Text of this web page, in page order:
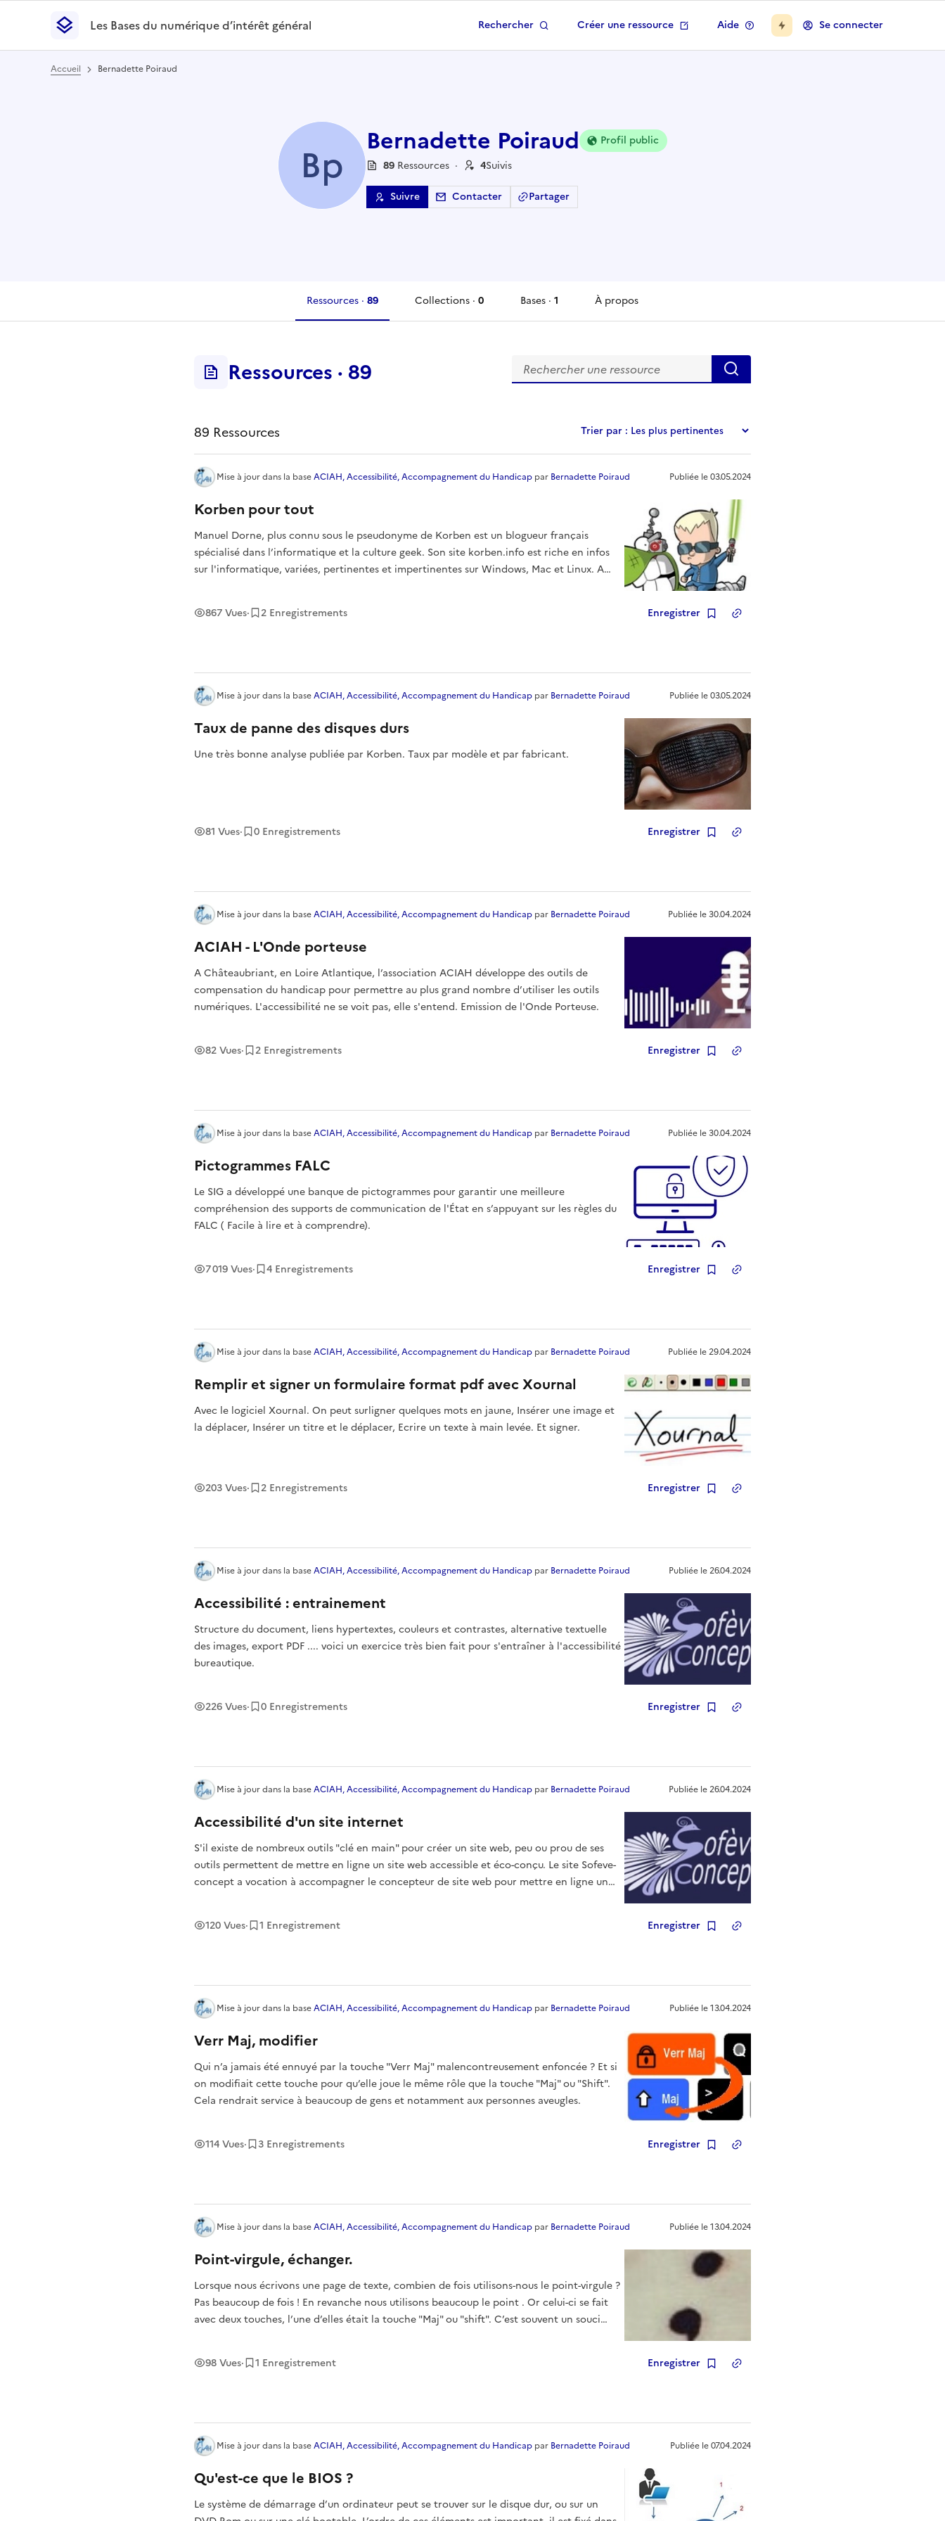
Les Bases du numérique d’intérêt général- Retour à la page d'accueil
Les Bases du numérique d’intérêt général
Rechercher Créer une ressource Aide Se connecter
Accueil Bernadette Poiraud
Bp Bernadette Poiraud
Profil public
89 Ressources · 4Suivis
Suivre Contacter Partager
Ressources · 89
ressources
Collections · 0
Bases · 1
À propos
Ressources · 89
Rechercher une ressource
89 Ressources Trier par :
Korben pour tout
Manuel Dorne, plus connu sous le pseudonyme de Korben est un blogueur français
spécialisé dans l’informatique et la culture geek. Son site korben.info est riche en infos
sur l'informatique, variées, pertinentes et impertinentes sur Windows, Mac et Linux. A
867Vues· 2 Enregistrements Enregistrer Copier le lien
Mise à jourdans la baseACIAH, Accessibilité, Accompagnement du Handicap par Bernadette Poiraud Publiée le03.05.2024
Taux de panne des disques durs
Une très bonne analyse publiée par Korben. Taux par modèle et par fabricant.
81 Vues· 0 Enregistrements Enregistrer Copier le lien
Mise à jourdans la baseACIAH, Accessibilité, Accompagnement du Handicap par Bernadette Poiraud Publiée le03.05.2024
ACIAH - L'Onde porteuse
A Châteaubriant, en Loire Atlantique, l’association ACIAH développe des outils de
compensation du handicap pour permettre au plus grand nombre d’utiliser les outils
numériques. L'accessibilité ne se voit pas, elle s'entend. Emission de l'Onde Porteuse.
82Vues· 2 Enregistrements Enregistrer Copier le lien
Mise à jourdans la baseACIAH, Accessibilité, Accompagnement du Handicap par Bernadette Poiraud Publiée le30.04.2024
Pictogrammes FALC
Le SIG a développé une banque de pictogrammes pour garantir une meilleure
compréhension des supports de communication de l'État en s’appuyant sur les règles du
FALC ( Facile à lire et à comprendre).
7 019Vues· 4 Enregistrements Enregistrer Copier le lien
Mise à jourdans la baseACIAH, Accessibilité, Accompagnement du Handicap par Bernadette Poiraud Publiée le30.04.2024
Remplir et signer un formulaire format pdf avec Xournal
Avec le logiciel Xournal. On peut surligner quelques mots en jaune, Insérer une image et
la déplacer, Insérer un titre et le déplacer, Ecrire un texte à main levée. Et signer.
203Vues· 2 Enregistrements Enregistrer Copier le lien
Mise à jourdans la baseACIAH, Accessibilité, Accompagnement du Handicap par Bernadette Poiraud Publiée le29.04.2024
Accessibilité : entrainement
Structure du document, liens hypertextes, couleurs et contrastes, alternative textuelle
des images, export PDF .... voici un exercice très bien fait pour s'entraîner à l'accessibilité
bureautique.
226Vues· 0 Enregistrements Enregistrer Copier le lien
Mise à jourdans la baseACIAH, Accessibilité, Accompagnement du Handicap par Bernadette Poiraud Publiée le26.04.2024
Accessibilité d'un site internet
S'il existe de nombreux outils "clé en main" pour créer un site web, peu ou prou de ses
outils permettent de mettre en ligne un site web accessible et éco-conçu. Le site Sofeve-
concept a vocation à accompagner le concepteur de site web pour mettre en ligne un
120Vues· 1 Enregistrement Enregistrer Copier le lien
Mise à jourdans la baseACIAH, Accessibilité, Accompagnement du Handicap par Bernadette Poiraud Publiée le26.04.2024
Verr Maj, modifier
Qui n’a jamais été ennuyé par la touche "Verr Maj" malencontreusement enfoncée ? Et si
on modifiait cette touche pour qu’elle joue le même rôle que la touche "Maj" ou "Shift".
Cela rendrait service à beaucoup de gens et notamment aux personnes aveugles.
114Vues· 3 Enregistrements Enregistrer Copier le lien
Mise à jourdans la baseACIAH, Accessibilité, Accompagnement du Handicap par Bernadette Poiraud Publiée le13.04.2024
Point-virgule, échanger.
Lorsque nous écrivons une page de texte, combien de fois utilisons-nous le point-virgule ?
Pas beaucoup de fois ! En revanche nous utilisons beaucoup le point . Or celui-ci se fait
avec deux touches, l’une d’elles était la touche "Maj" ou "shift". C’est souvent un souci
98Vues· 1 Enregistrement Enregistrer Copier le lien
Mise à jourdans la baseACIAH, Accessibilité, Accompagnement du Handicap par Bernadette Poiraud Publiée le13.04.2024
Qu'est-ce que le BIOS ?
Le système de démarrage d’un ordinateur peut se trouver sur le disque dur, ou sur un
Mise à jourdans la baseACIAH, Accessibilité, Accompagnement du Handicap par Bernadette Poiraud Publiée le07.04.2024